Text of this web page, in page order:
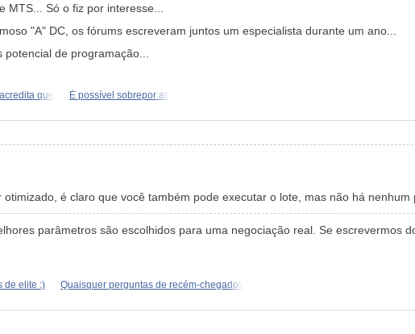
Só o fiz por interesse...
"A" DC, os fórums escreveram juntos um especialista durante um ano...
de programação...
que É possível sobrepor as
é claro que você também pode executar o lote, mas não há nenhum
parâmetros são escolhidos para uma negociação real. Se escrevermos
de elite :) Quaisquer perguntas de recém-chegados